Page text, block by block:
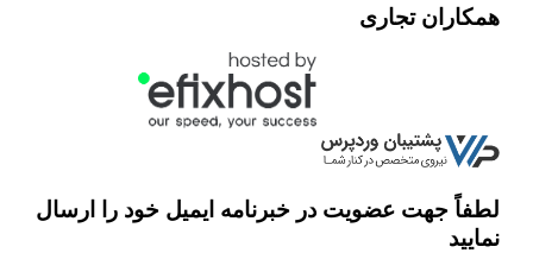
همکاران تجاری
لطفاً جهت عضویت در خبرنامه ایمیل خود را ارسال
نمایید